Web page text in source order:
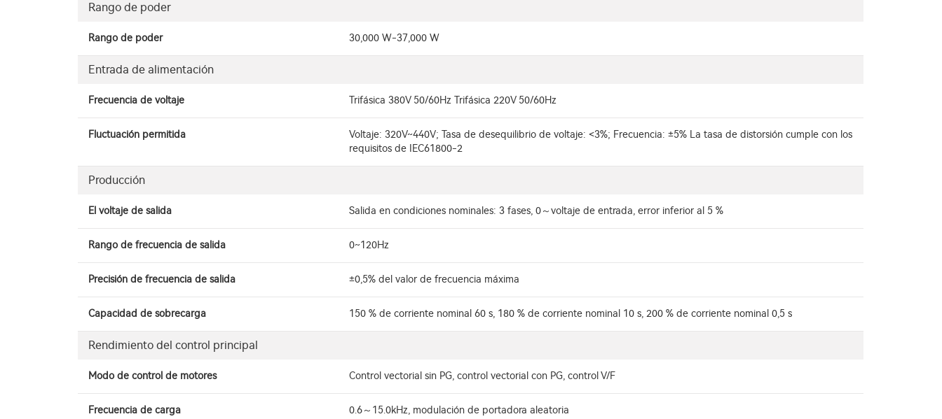
Rango de poder
Rango de poder 30,000 W-37,000 W
Entrada de alimentación
Frecuencia de voltaje Trifásica 380V 50/60Hz Trifásica 220V 50/60Hz
Fluctuación permitida
Voltaje: 320V~440V; Tasa de desequilibrio de voltaje: <3%; Frecuencia: ±5% La tasa de distorsión cumple con los
requisitos de IEC61800-2
Producción
El voltaje de salida Salida en condiciones nominales: 3 fases, 0～voltaje de entrada, error inferior al 5 %
Rango de frecuencia de salida 0~120Hz
Precisión de frecuencia de salida ±0,5% del valor de frecuencia máxima
Capacidad de sobrecarga 150 % de corriente nominal 60 s, 180 % de corriente nominal 10 s, 200 % de corriente nominal 0,5 s
Rendimiento del control principal
Modo de control de motores Control vectorial sin PG, control vectorial con PG, control V/F
Frecuencia de carga 0.6～15.0kHz, modulación de portadora aleatoria